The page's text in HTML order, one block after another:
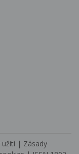
užití | Zásady